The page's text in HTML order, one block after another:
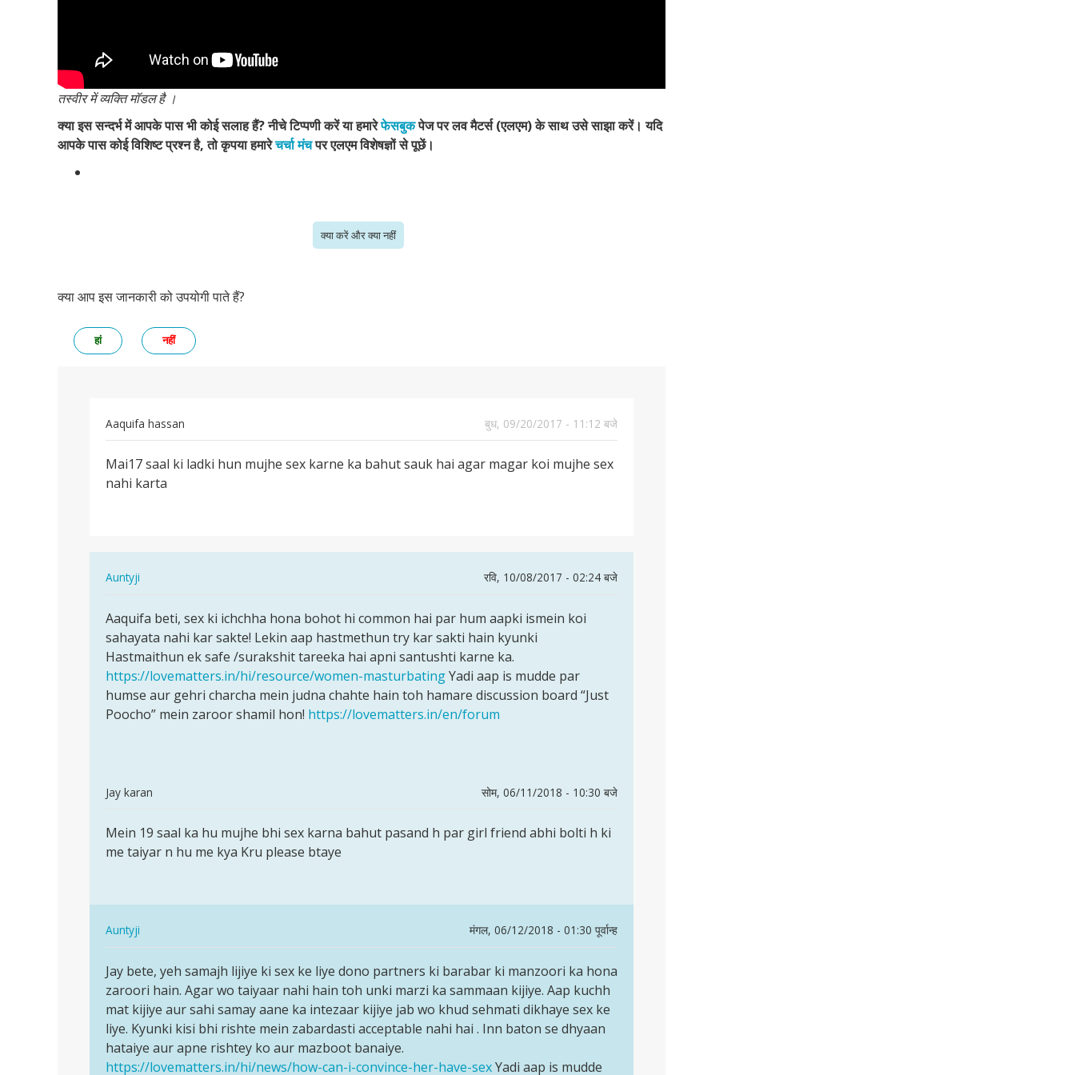
तस्वीर में व्यक्ति मॉडल है ।
क्या इस सन्दर्भ में आपके पास भी कोई सलाह हैं? नीचे टिप्पणी करें या हमारेफेसबुकपेज पर लव मैटर्स (एलएम) के साथ उसे साझा करें। यदि
आपके पास कोई विशिष्ट प्रश्न है, तो कृपया हमारेचर्चा मंचपर एलएम विशेषज्ञों से पूछें।
क्या करें और क्या नहीं
क्या आप इस जानकारी को उपयोगी पाते हैं?
हां नहीं
Aaquifa hassan
बुध, 09/20/2017 - 11:12 बजे
Mai17
saal
Mai17 saal ki ladki hun mujhe sex karne ka bahut sauk hai agar magar koi mujhe sex
nahi karta
Auntyji
रवि, 10/08/2017 - 02:24 बजे
to
Mai17
saal
ki
ladki
hun…
Aaquifa
beti,
sex
ki
ichchha…
Aaquifa beti, sex ki ichchha hona bohot hi common hai par hum aapki ismein koi
sahayata nahi kar sakte! Lekin aap hastmethun try kar sakti hain kyunki
Hastmaithun ek safe /surakshit tareeka hai apni santushti karne ka.
https://lovematters.in/hi/resource/women-masturbatingYadi aap is mudde par
humse aur gehri charcha mein judna chahte hain toh hamare discussion board “Just
Poocho” mein zaroor shamil hon! https://lovematters.in/en/forum
Jay karan
सोम, 06/11/2018 - 10:30 बजे
to
Mai17
ladki
by
Aaquifa
hassan
Mein
19
mujhe
bhi…
Mein 19 saal ka hu mujhe bhi sex karna bahut pasand h par girl friend abhi bolti h ki
me taiyar n hu me kya Kru please btaye
Auntyji
मंगल, 06/12/2018 - 01:30 पूर्वान्ह
reply
to
Mein
19
saal
ka
hu
Jay
bete,
yeh
samajh
lijiye…
Jay bete, yeh samajh lijiye ki sex ke liye dono partners ki barabar ki manzoori ka hona
zaroori hain. Agar wo taiyaar nahi hain toh unki marzi ka sammaan kijiye. Aap kuchh
mat kijiye aur sahi samay aane ka intezaar kijiye jab wo khud sehmati dikhaye sex ke
liye. Kyunki kisi bhi rishte mein zabardasti acceptable nahi hai . Inn baton se dhyaan
hataiye aur apne rishtey ko aur mazboot banaiye.
https://lovematters.in/hi/news/how-can-i-convince-her-have-sexYadi aap is mudde